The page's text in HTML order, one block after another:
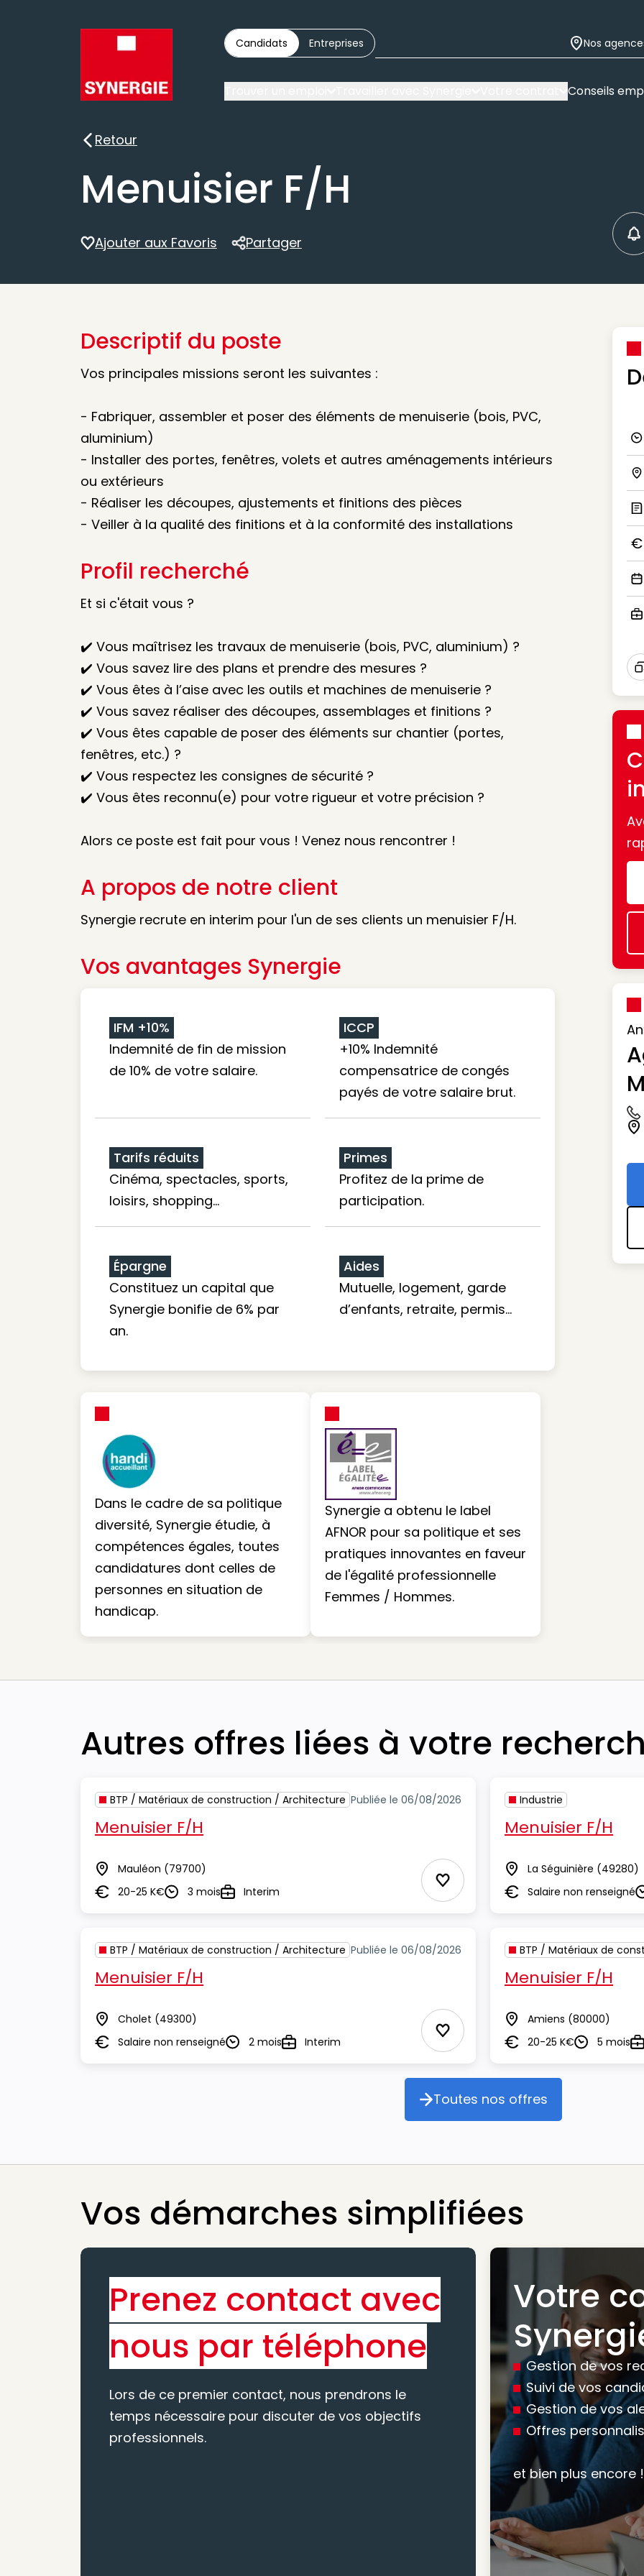
Candidats Entreprises Nos
Conseils
Retour
Retour
Menuisier F/H
Ajouter aux Favoris
Partager
Partager
Descriptif du poste
Vos principales missions seront les suivantes :
- Fabriquer, assembler et poser des éléments de menuiserie (bois, PVC,
aluminium)
- Installer des portes, fenêtres, volets et autres aménagements intérieurs
ou extérieurs
- Réaliser les découpes, ajustements et finitions des pièces
- Veiller à la qualité des finitions et à la conformité des installations
Profil recherché
Et si c'était vous ?
✔️ Vous maîtrisez les travaux de menuiserie (bois, PVC, aluminium) ?
✔️ Vous savez lire des plans et prendre des mesures ?
✔️ Vous êtes à l’aise avec les outils et machines de menuiserie ?
✔️ Vous savez réaliser des découpes, assemblages et finitions ?
✔️ Vous êtes capable de poser des éléments sur chantier (portes,
fenêtres, etc.) ?
✔️ Vous respectez les consignes de sécurité ?
✔️ Vous êtes reconnu(e) pour votre rigueur et votre précision ?
Alors ce poste est fait pour vous ! Venez nous rencontrer !
A propos de notre client
Synergie recrute en interim pour l'un de ses clients un menuisier F/H.
Vos avantages Synergie
IFM +10%
Indemnité de fin de mission
de 10% de votre salaire.
ICCP
+10% Indemnité
compensatrice de congés
payés de votre salaire brut.
Tarifs réduits
Cinéma, spectacles, sports,
loisirs, shopping...
Primes
Profitez de la prime de
participation.
Épargne
Constituez un capital que
Synergie bonifie de 6% par
an.
Aides
Mutuelle, logement, garde
d’enfants, retraite, permis…
Dans le cadre de sa politique
diversité, Synergie étudie, à
compétences égales, toutes
candidatures dont celles de
personnes en situation de
handicap.
Synergie a obtenu le label
AFNOR pour sa politique et ses
pratiques innovantes en faveur
de l'égalité professionnelle
Femmes / Hommes.
Autres offres liées à votre
BTP / Matériaux de construction / Architecture Publiée le 06/08/2026
Menuisier F/H
Lieu Mauléon (79700)
Salaire20-25 K€Durée3 moisTypeInterim Ajouter aux Favoris
Industrie
Menuisier F/H
Lieu La Séguinière (49280)
SalaireSalaire non renseigné
BTP / Matériaux de construction / Architecture Publiée le 06/08/2026
Menuisier F/H
Lieu Cholet (49300)
SalaireSalaire non renseignéDurée2 moisTypeInterim Ajouter aux Favoris
BTP / Matériaux de
Menuisier F/H
Lieu Amiens (80000)
Salaire20-25 K€Durée5 mois
Toutes nos offres
Toutes nos offres
Vos démarches simplifiées
Prenez contact avec
nous par téléphone
Lors de ce premier contact, nous prendrons le
temps nécessaire pour discuter de vos objectifs
professionnels.
Nous vous
votre recherche,
mesure pour
atteindre vos
Votre
Gestion de vos
Suivi de vos
Gestion de vos
Offres
et bien plus encore !